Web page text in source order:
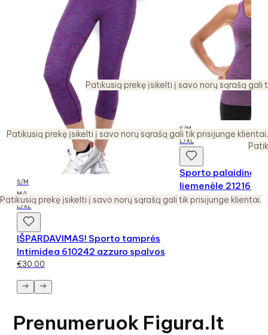
Patikusią prekę įsikelti į savo norų sąrašą gali tik prisijunge klientai.
Patikusią prekę įsikelti į savo norų sąrašą gali tik prisijunge klientai.
Patikusią prekę įsikelti į savo norų sąrašą gali
S/M
M/L
L/XL
IŠPARDAVIMAS! Sporto tamprės
Intimidea 610242 azzuro spalvos
€30.00
S/M
L/XL
Sporto palaidinė
liemenėle 212169
€35.00
Prenumeruok Figura.lt